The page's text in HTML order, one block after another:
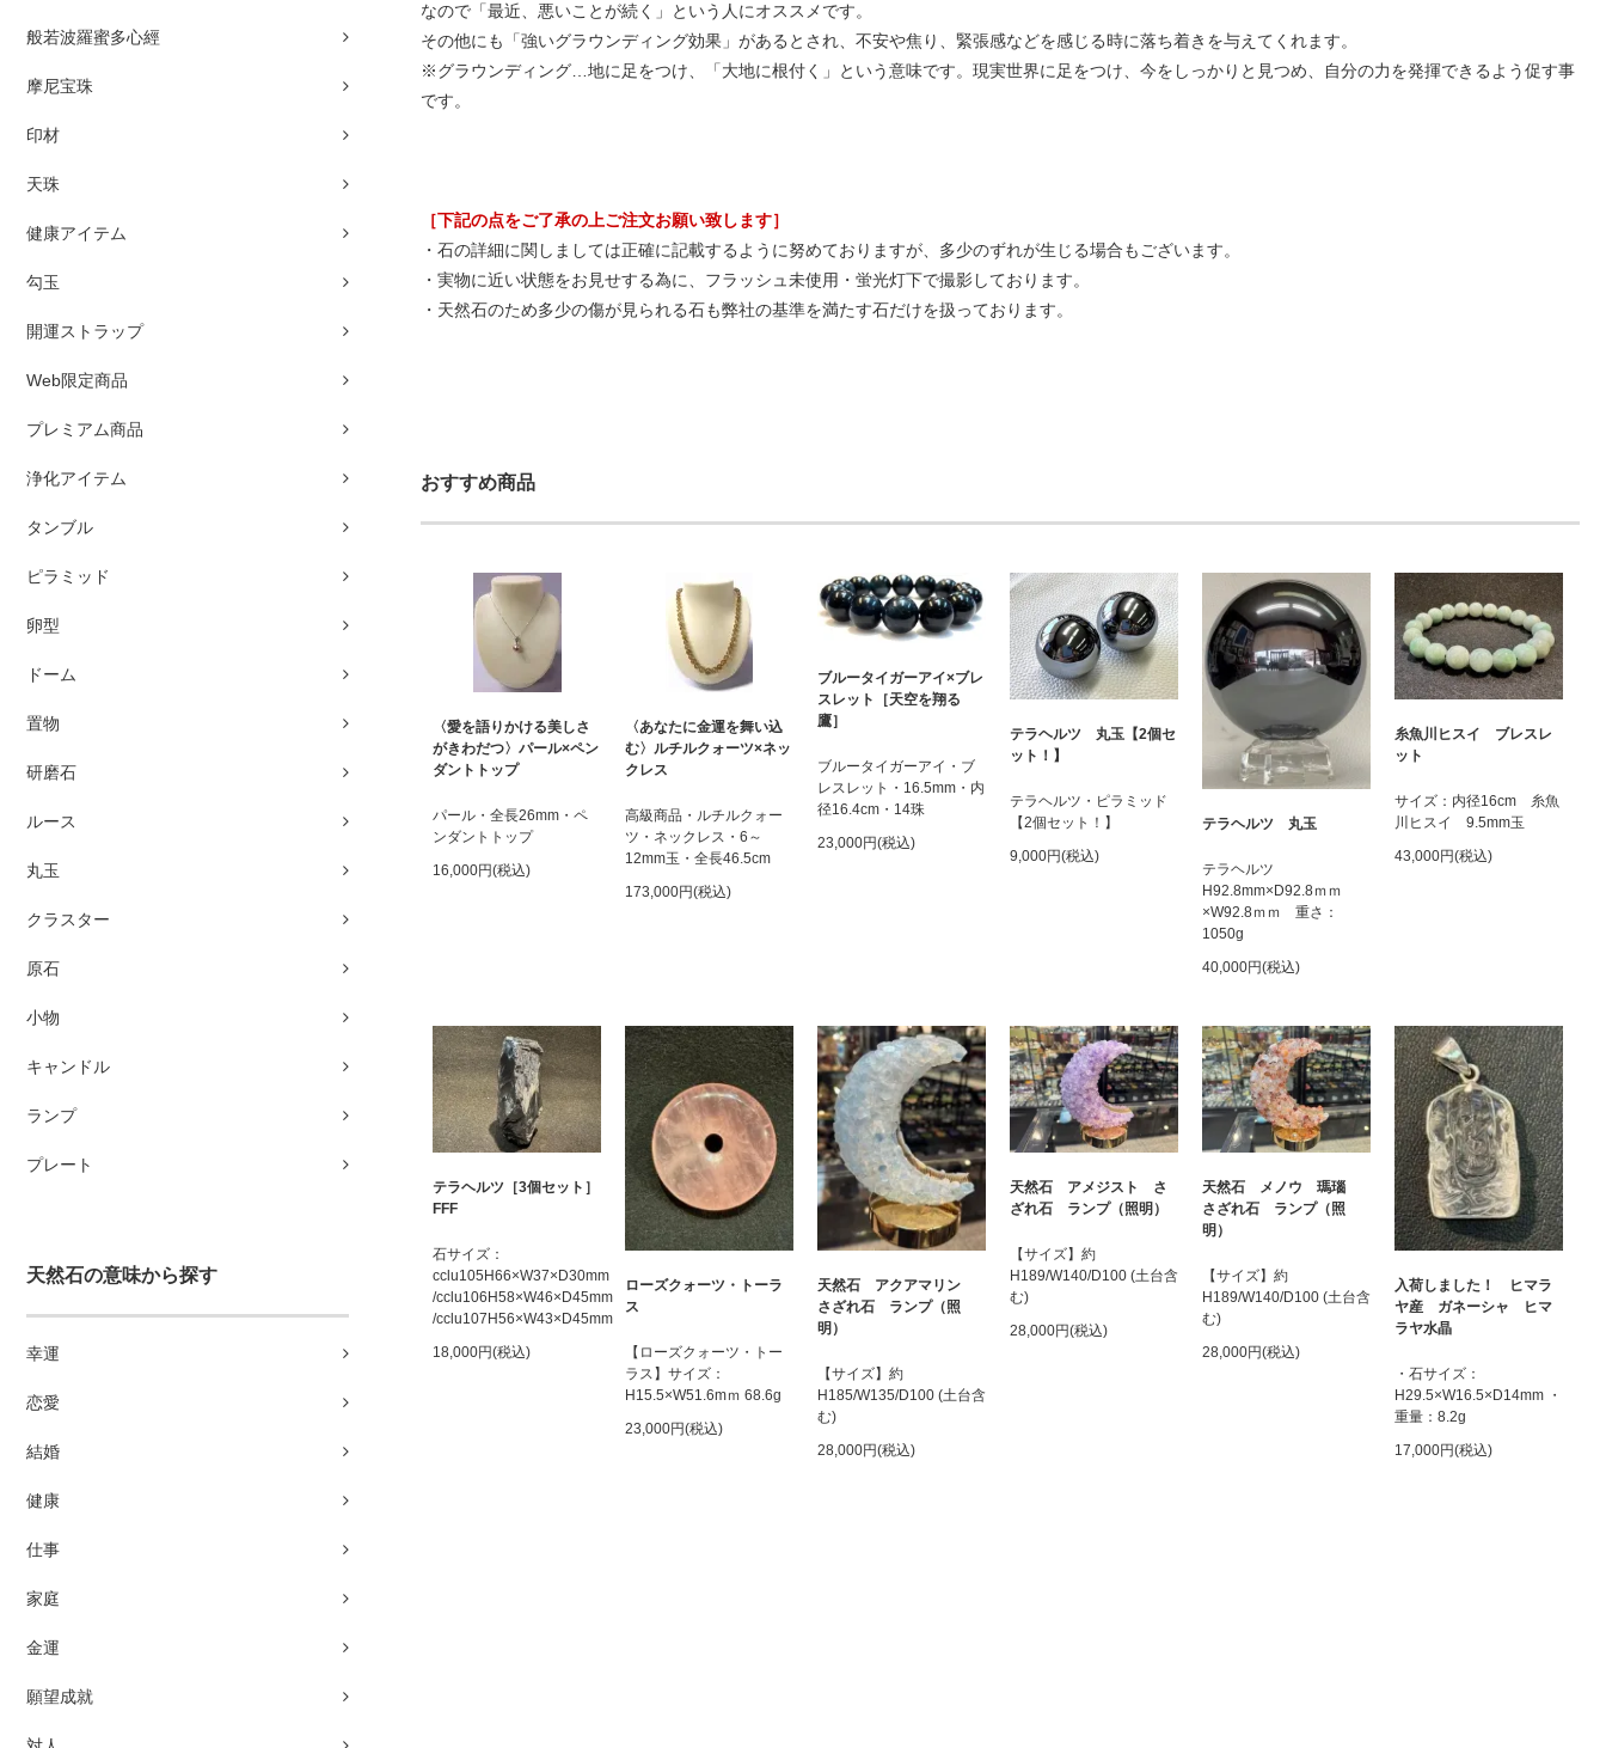
般若波羅蜜多心經
摩尼宝珠
印材
天珠
健康アイテム
勾玉
開運ストラップ
Web限定商品
プレミアム商品
浄化アイテム
タンブル
ピラミッド
卵型
ドーム
置物
研磨石
ルース
丸玉
クラスター
原石
小物
キャンドル
ランプ
プレート
天然石の意味から探す
幸運
恋愛
結婚
健康
仕事
家庭
金運
願望成就
なので「最近、悪いことが続く」という人にオススメです。
その他にも「強いグラウンディング効果」があるとされ、不安や焦り、緊張感などを感じる時に落ち着きを与えてくれます。
※グラウンディング…地に足をつけ、「大地に根付く」という意味です。現実世界に足をつけ、今をしっかりと見つめ、自分の力を発揮できるよう促す事
です。
［下記の点をご了承の上ご注文お願い致します］
・石の詳細に関しましては正確に記載するように努めておりますが、多少のずれが生じる場合もございます。
・実物に近い状態をお見せする為に、フラッシュ未使用・蛍光灯下で撮影しております。
・天然石のため多少の傷が見られる石も弊社の基準を満たす石だけを扱っております。
おすすめ商品
〈愛を語りかける美しさ
がきわだつ〉パール×ペン
ダントトップ
パール・全長26mm・ペ
ンダントトップ
16,000円(税込)
〈あなたに金運を舞い込
む〉ルチルクォーツ×ネッ
クレス
高級商品・ルチルクォー
ツ・ネックレス・6～
12mm玉・全長46.5cm
173,000円(税込)
ブルータイガーアイ×ブレ
スレット［天空を翔る
鷹］
ブルータイガーアイ・ブ
レスレット・16.5mm・内
径16.4cm・14珠
23,000円(税込)
テラヘルツ 丸玉【2個セ
ット！】
テラヘルツ・ピラミッド
【2個セット！】
9,000円(税込)
テラヘルツ 丸玉
テラヘルツ
H92.8mm×D92.8ｍｍ
×W92.8ｍｍ 重さ：
1050g
40,000円(税込)
糸魚川ヒスイ ブレスレ
ット
サイズ：内径16cm 糸魚
川ヒスイ 9.5mm玉
43,000円(税込)
テラヘルツ［3個セット］
FFF
石サイズ：
cclu105H66×W37×D30mm
/cclu106H58×W46×D45mm
/cclu107H56×W43×D45mm
18,000円(税込)
ローズクォーツ・トーラ
ス
【ローズクォーツ・トー
ラス】サイズ：
H15.5×W51.6mｍ 68.6g
23,000円(税込)
天然石 アクアマリン
さざれ石 ランプ（照
明）
【サイズ】約
H185/W135/D100 (土台含
む)
28,000円(税込)
天然石 アメジスト さ
ざれ石 ランプ（照明）
【サイズ】約
H189/W140/D100 (土台含
む)
28,000円(税込)
天然石 メノウ 瑪瑙
さざれ石 ランプ（照
明）
【サイズ】約
H189/W140/D100 (土台含
む)
28,000円(税込)
入荷しました！ ヒマラ
ヤ産 ガネーシャ ヒマ
ラヤ水晶
・石サイズ：
H29.5×W16.5×D14mm ・
重量：8.2g
17,000円(税込)